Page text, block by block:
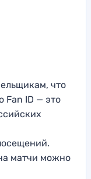
что
Fan ID — это
матчи можно